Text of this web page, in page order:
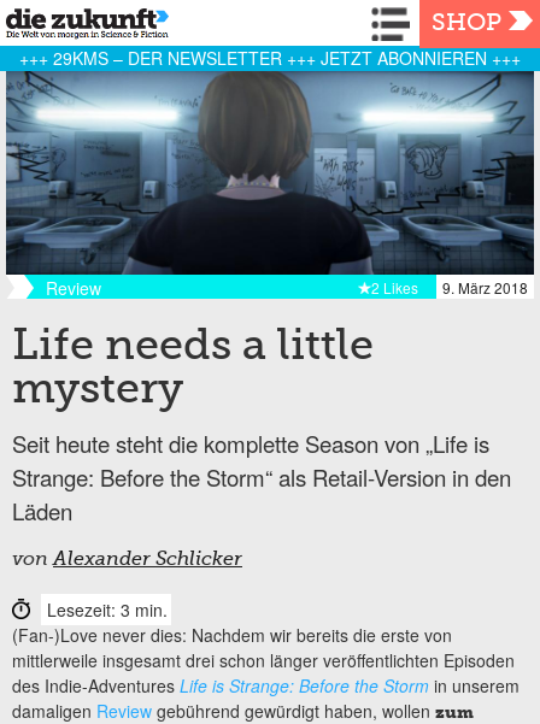
Navigation
SHOP
+++ 29KMS – DER NEWSLETTER +++ JETZT ABONNIEREN +++
Review 9. März 2018
2 Likes
Life needs a little
mystery
Seit heute steht die komplette Season von „Life is
Strange: Before the Storm“ als Retail-Version in den
Läden
vonAlexander Schlicker
Lesezeit: 3 min.
(Fan-)Love never dies: Nachdem wir bereits die erste von
mittlerweile insgesamt drei schon länger veröffentlichten Episoden
des Indie-Adventures Life is Strange: Before the Storm in unserem
damaligen Review gebührend gewürdigt haben, wollen zum